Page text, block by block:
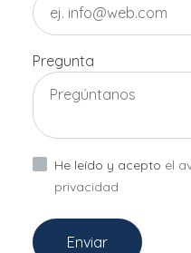
Pregunta
He leído y acepto el
privacidad
Enviar